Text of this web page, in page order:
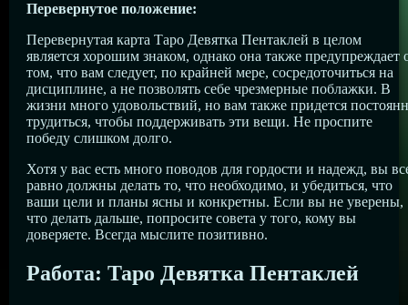
Перевернутое положение:
Перевернутая карта Таро Девятка Пентаклей в целом
является хорошим знаком, однако она также предупреждает
том, что вам следует, по крайней мере, сосредоточиться на
дисциплине, а не позволять себе чрезмерные поблажки. В
жизни много удовольствий, но вам также придется
трудиться, чтобы поддерживать эти вещи. Не проспите
победу слишком долго.
Хотя у вас есть много поводов для гордости и надежд, вы
равно должны делать то, что необходимо, и убедиться, что
ваши цели и планы ясны и конкретны. Если вы не уверены,
что делать дальше, попросите совета у того, кому вы
доверяете. Всегда мыслите позитивно.
Работа: Таро Девятка Пентаклей